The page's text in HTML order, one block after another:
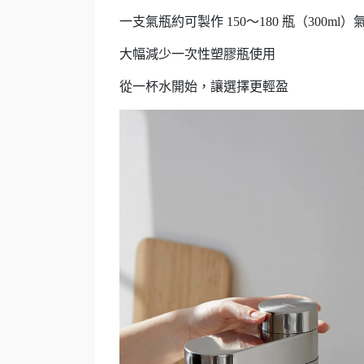
一支氣瓶約可製作 150～180 瓶（300ml）
大幅減少一次性塑膠瓶使用
從一杯水開始，讓選擇更輕盈